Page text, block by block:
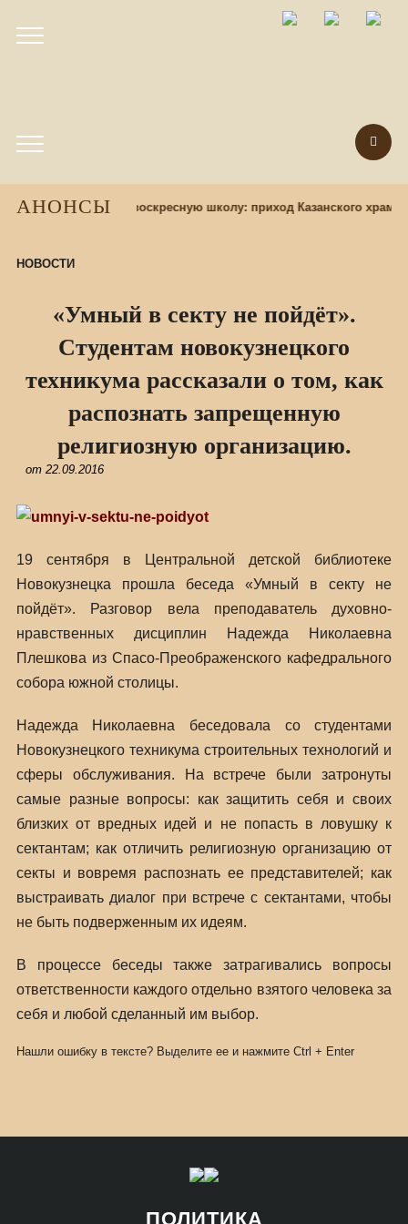
АНОНСЫ
Набор учащихся в воскресную школу: приход Казанского храма
НОВОСТИ
«Умный в секту не пойдёт».
Студентам новокузнецкого
техникума рассказали о том, как
распознать запрещенную
религиозную организацию.
от 22.09.2016
19 сентября в Центральной детской библиотеке
Новокузнецка прошла беседа «Умный в секту не
пойдёт». Разговор вела преподаватель духовно-
нравственных дисциплин Надежда Николаевна
Плешкова из Спасо-Преображенского кафедрального
собора южной столицы.
Надежда Николаевна беседовала со студентами
Новокузнецкого техникума строительных технологий и
сферы обслуживания. На встрече были затронуты
самые разные вопросы: как защитить себя и своих
близких от вредных идей и не попасть в ловушку к
сектантам; как отличить религиозную организацию от
секты и вовремя распознать ее представителей; как
выстраивать диалог при встрече с сектантами, чтобы
не быть подверженным их идеям.
В процессе беседы также затрагивались вопросы
ответственности каждого отдельно взятого человека за
себя и любой сделанный им выбор.
Нашли ошибку в тексте? Выделите ее и нажмите Ctrl + Enter
ПОЛИТИКА